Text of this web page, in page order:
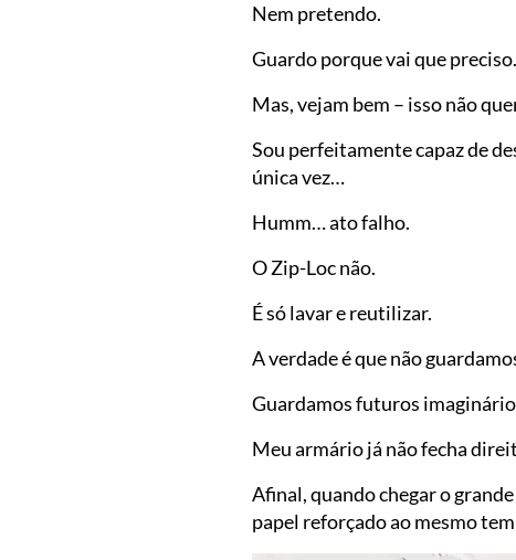
Nem pretendo.
Guardo porque vai que preciso.
Mas, vejam bem – isso não
Sou perfeitamente capaz de
única vez…
Humm… ato falho.
O Zip-Loc não.
É só lavar e reutilizar.
A verdade é que não
Guardamos futuros
Meu armário já não fecha
Afinal, quando chegar o
papel reforçado ao mesmo